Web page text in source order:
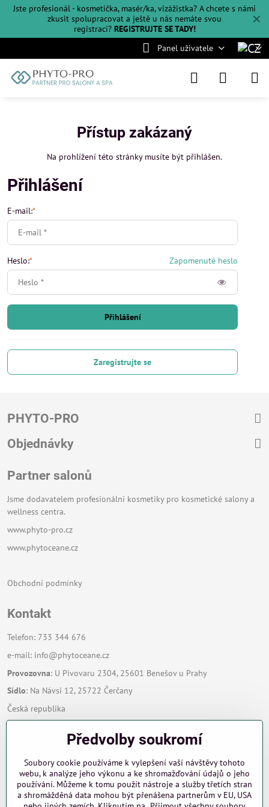
✕
Jste profesionál - kosmetička, masér/ka, vizážistka? A chcete s námi
zkusit spolupracovat a ještě u nás nemáte svou
registraci? REGISTRUJTE SE TADY!
Panel uživatele
Přístup zakázaný
Na prohlížení této stránky musíte být přihlášen.
Přihlášení
E-mail:*
Zapomenuté heslo
Heslo:*
Přihlášení
Zaregistrujte se
PHYTO-PRO
Objednávky
Partner salonů
Jsme dodavatelem profesionální kosmetiky pro kosmetické salony a
wellness centra.
www.phyto-pro.cz
www.phytoceane.cz
Obchodní podmínky
Kontakt
Telefon: 733 344 676
e-mail: info@phytoceane.cz
Provozovna: U Pivovaru 2304, 25601 Benešov u Prahy
Sídlo: Na Návsi 12, 25722 Čerčany
Česká republika
Zavoláme Vám zpět
Váš telefon *
Předvolby soukromí
Soubory cookie používáme k vylepšení vaší návštěvy tohoto
webu, k analýze jeho výkonu a ke shromažďování údajů o jeho
používání. Můžeme k tomu použít nástroje a služby třetích stran
a shromážděná data mohou být přenášena partnerům v EU, USA